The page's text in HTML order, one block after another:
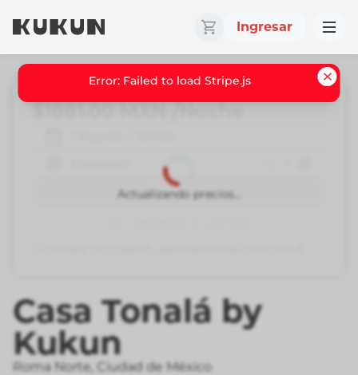
Ingresar
Casa Tonalá by
Kukun
Roma Norte Ciudad de México
Actualizando precios...
/Noche
Reservar
Error: Failed to load Stripe.js